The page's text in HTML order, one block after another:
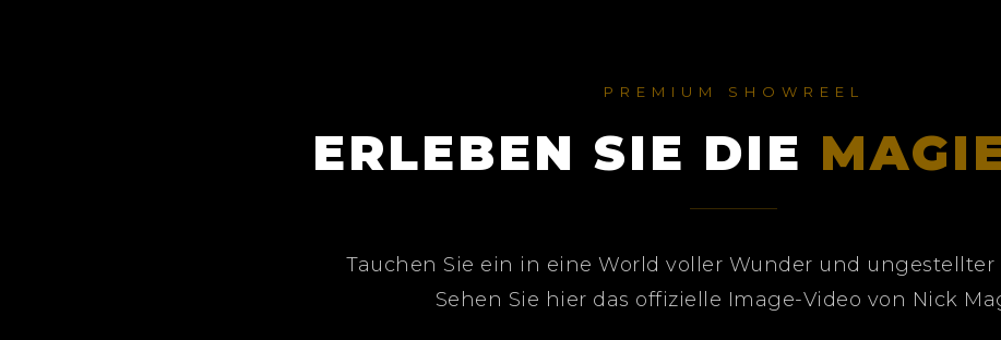
PREMIUM SHOWREEL
ERLEBEN SIE DIE
Tauchen Sie ein in eine World voller Wunder und ungestellter
Sehen Sie hier das offizielle Image-Video von Nick